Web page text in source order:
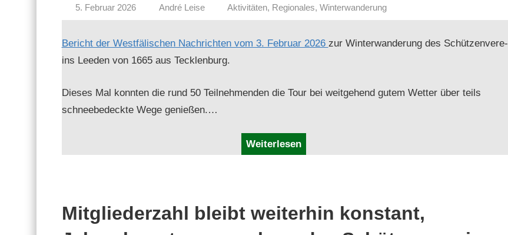
5. Februar 2026 André Leise Aktivitäten, Regionales, Winterwanderung
Bericht der West­fälis­chen Nachricht­en vom 3. Feb­ru­ar 2026 zur Win­ter­wan­derung des Schützen­vere­
ins Lee­den von 1665 aus Tecklenburg.
Dieses Mal kon­nten die rund 50 Teil­nehmenden die Tour bei weit­ge­hend gutem Wet­ter über teils
schneebe­deck­te Wege genießen.…
Weiterlesen
Mitgliederzahl bleibt weiterhin konstant,